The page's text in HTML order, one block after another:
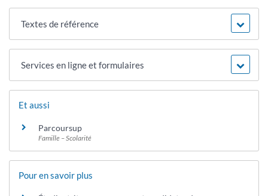
Textes de référence
Services en ligne et formulaires
Et aussi
Parcoursup
Famille – Scolarité
Pour en savoir plus